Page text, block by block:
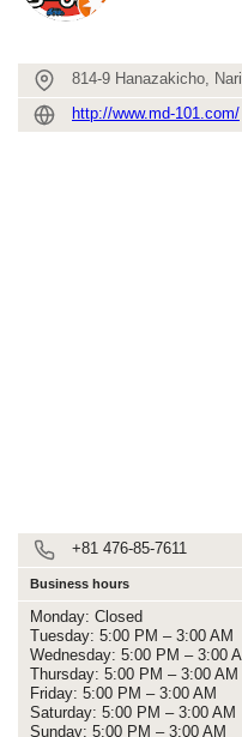
814-9 Hanazakicho,
http://www.md-101.com/
+81 476-85-7611
Business hours
Monday: Closed
Tuesday: 5:00 PM – 3:00 AM
Wednesday: 5:00 PM – 3:00
Thursday: 5:00 PM – 3:00 AM
Friday: 5:00 PM – 3:00 AM
Saturday: 5:00 PM – 3:00 AM
Sunday: 5:00 PM – 3:00 AM